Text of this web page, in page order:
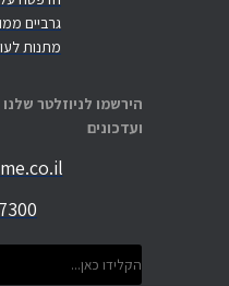
גרביים
מתנות
הירשמו לניוזלטר
ועדכונים